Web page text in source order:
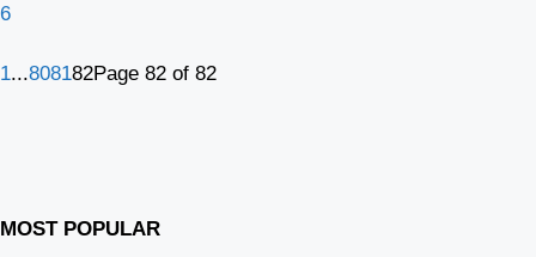
6
1...808182Page 82 of 82
MOST POPULAR